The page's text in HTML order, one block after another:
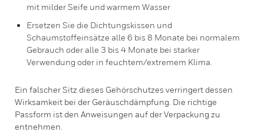
mit milder Seife und warmem Wasser
Ersetzen Sie die Dichtungskissen und
Schaumstoffeinsätze alle 6 bis 8 Monate bei normalem
Gebrauch oder alle 3 bis 4 Monate bei starker
Verwendung oder in feuchtem/extremem Klima.
Ein falscher Sitz dieses Gehörschutzes verringert dessen
Wirksamkeit bei der Geräuschdämpfung. Die richtige
Passform ist den Anweisungen auf der Verpackung zu
entnehmen.